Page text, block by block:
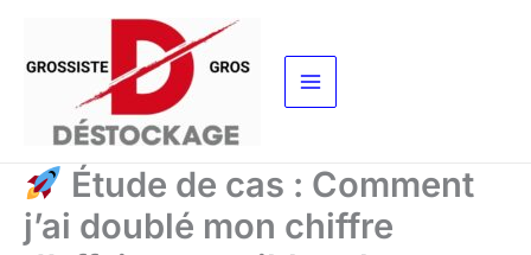
contenu
Étude de cas : Comment
j’ai doublé mon chiffre